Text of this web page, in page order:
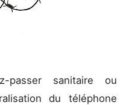
passer sanitaire ou
du téléphone